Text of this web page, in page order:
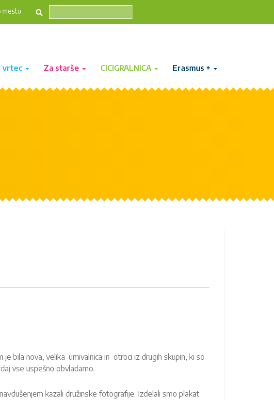
mesto
vrtec Za starše CICIGRALNICA Erasmus +
bila nova, velika umivalnica in otroci iz drugih skupin, ki so
vse uspešno obvladamo.
kazali družinske fotografije. Izdelali smo plakat